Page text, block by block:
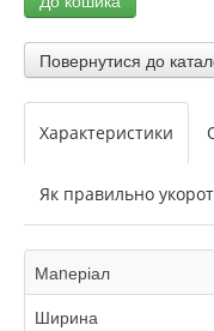
Характеристики
Як правильно
Маnеріал
Ширина